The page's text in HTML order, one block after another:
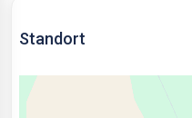
Standort